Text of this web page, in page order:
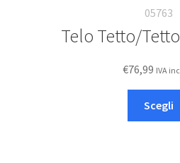
05763
Telo Tetto/
€76,99 IVA
Scegli